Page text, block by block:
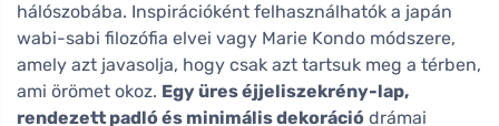
hálószobába. Inspirációként felhasználhatók a japán
wabi-sabi filozófia elvei vagy Marie Kondo módszere,
amely azt javasolja, hogy csak azt tartsuk meg a térben,
ami örömet okoz. Egy üres éjjeliszekrény-lap,
rendezett padló és minimális dekoráció drámai